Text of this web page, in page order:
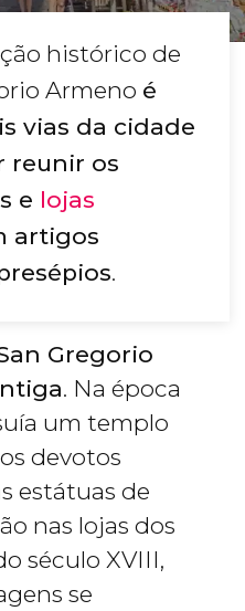
histórico de
Armeno é
vias da cidade
reunir os
e lojas
artigos
.
Gregorio
. Na época
um templo
devotos
estátuas de
nas lojas dos
século XVIII,
se